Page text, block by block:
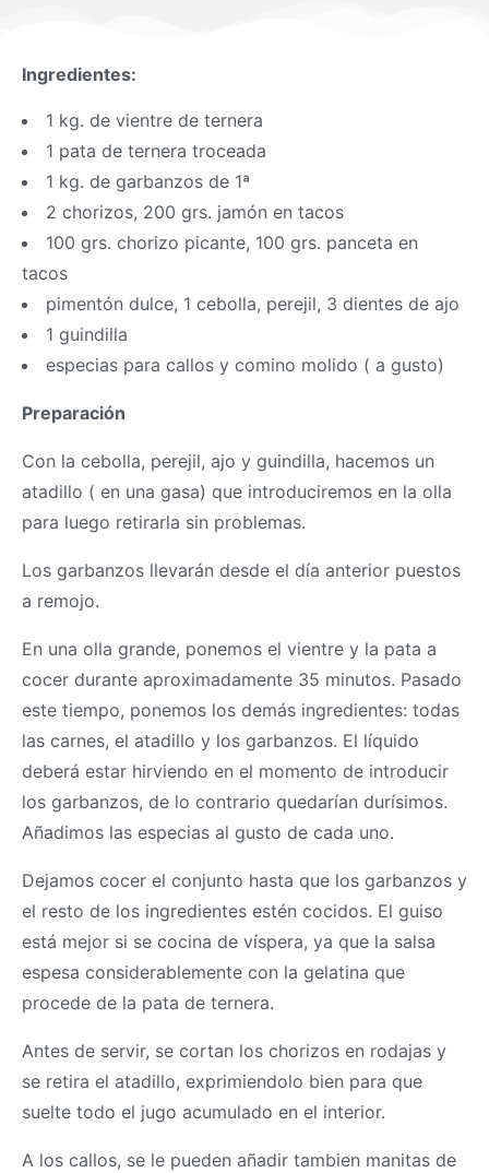
Ingredientes:
1 kg. de vientre de ternera
1 pata de ternera troceada
1 kg. de garbanzos de 1ª
2 chorizos, 200 grs. jamón en tacos
100 grs. chorizo picante, 100 grs. panceta en
tacos
pimentón dulce, 1 cebolla, perejil, 3 dientes de ajo
1 guindilla
especias para callos y comino molido ( a gusto)
Preparación
Con la cebolla, perejil, ajo y guindilla, hacemos un
atadillo ( en una gasa) que introduciremos en la olla
para luego retirarla sin problemas.
Los garbanzos llevarán desde el día anterior puestos
a remojo.
En una olla grande, ponemos el vientre y la pata a
cocer durante aproximadamente 35 minutos. Pasado
este tiempo, ponemos los demás ingredientes: todas
las carnes, el atadillo y los garbanzos. El líquido
deberá estar hirviendo en el momento de introducir
los garbanzos, de lo contrario quedarían durísimos.
Añadimos las especias al gusto de cada uno.
Dejamos cocer el conjunto hasta que los garbanzos y
el resto de los ingredientes estén cocidos. El guiso
está mejor si se cocina de víspera, ya que la salsa
espesa considerablemente con la gelatina que
procede de la pata de ternera.
Antes de servir, se cortan los chorizos en rodajas y
se retira el atadillo, exprimiendolo bien para que
suelte todo el jugo acumulado en el interior.
A los callos, se le pueden añadir tambien manitas de